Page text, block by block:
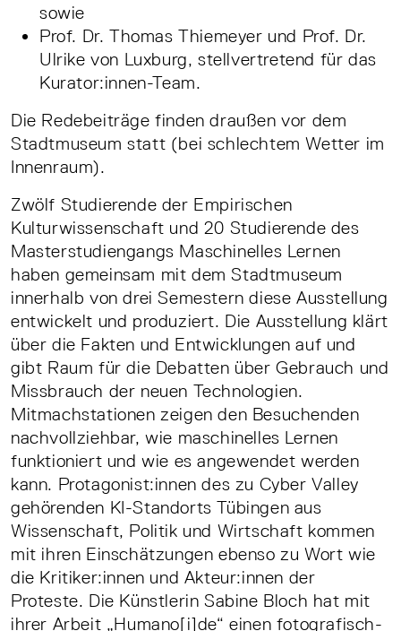
sowie
Prof. Dr. Thomas Thiemeyer und Prof. Dr.
Ulrike von Luxburg, stellvertretend für das
Kurator:innen-Team.
Die Redebeiträge finden draußen vor dem
Stadtmuseum statt (bei schlechtem Wetter im
Innenraum).
Zwölf Studierende der Empirischen
Kulturwissenschaft und 20 Studierende des
Masterstudiengangs Maschinelles Lernen
haben gemeinsam mit dem Stadtmuseum
innerhalb von drei Semestern diese Ausstellung
entwickelt und produziert. Die Ausstellung klärt
über die Fakten und Entwicklungen auf und
gibt Raum für die Debatten über Gebrauch und
Missbrauch der neuen Technologien.
Mitmachstationen zeigen den Besuchenden
nachvollziehbar, wie maschinelles Lernen
funktioniert und wie es angewendet werden
kann. Protagonist:innen des zu Cyber Valley
gehörenden KI-Standorts Tübingen aus
Wissenschaft, Politik und Wirtschaft kommen
mit ihren Einschätzungen ebenso zu Wort wie
die Kritiker:innen und Akteur:innen der
Proteste. Die Künstlerin Sabine Bloch hat mit
ihrer Arbeit „Humano[i]de“ einen fotografisch-